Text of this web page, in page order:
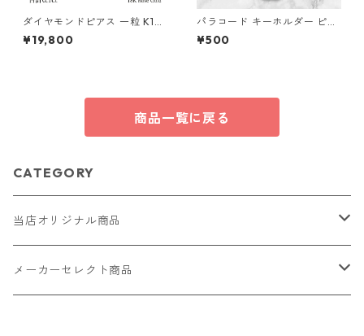
ダイヤモンドピアス 一粒 K18
ピンクゴールド 合計0.1ct ス
タッドピアス おしゃれ シンプ
¥19,800
パラコード キーホルダー ピン
ク ホワイト 編み込み s27
¥500
商品一覧に戻る
CATEGORY
当店オリジナル商品
レザー（革）
メーカーセレクト商品